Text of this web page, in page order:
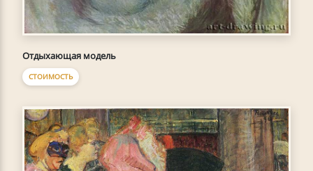
Отдыхающая модель
СТОИМОСТЬ